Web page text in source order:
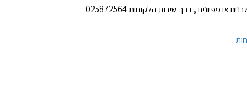
ניתן להוסיף חגורת פרחים תואמת , חגורת אבנים או פפיונים , דרך שירות הלקוחות 025872564
.